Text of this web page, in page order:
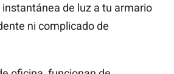
de luz a tu armario
ni complicado de